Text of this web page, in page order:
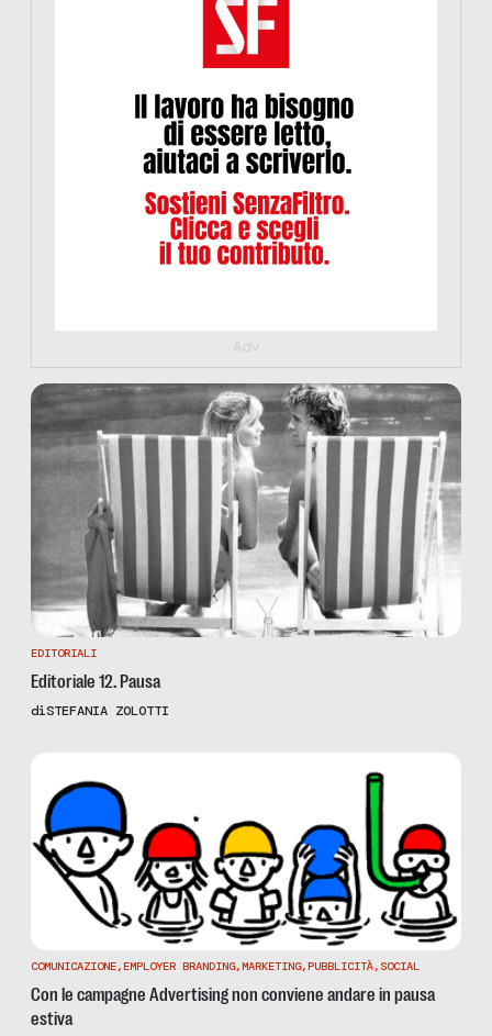
Adv
EDITORIALI
Editoriale 12. Pausa
diSTEFANIA ZOLOTTI
COMUNICAZIONE,EMPLOYER BRANDING,MARKETING,PUBBLICITÀ, SOCIAL
Con le campagne Advertising non conviene andare in pausa
estiva